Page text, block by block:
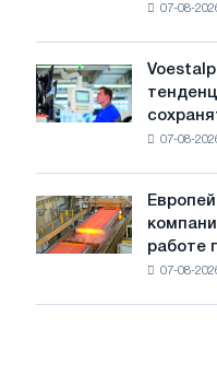
Ярославля
холоднокатаной
стали
стран
07-08-
Voestalpine
ожидает,
что
рынке
стали
на
07-08-
Европейские
сталелитейные
компании
работе
07-08-